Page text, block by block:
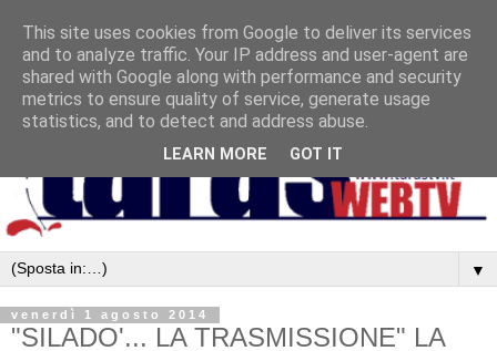
▼
venerdì 1 agosto 2014
"SILADO'... LA TRASMISSIONE" LA
This site uses cookies from Google to deliver its services
and to analyze traffic. Your IP address and user-agent are
shared with Google along with performance and security
metrics to ensure quality of service, generate usage
statistics, and to detect and address abuse.
LEARN MORE GOT IT